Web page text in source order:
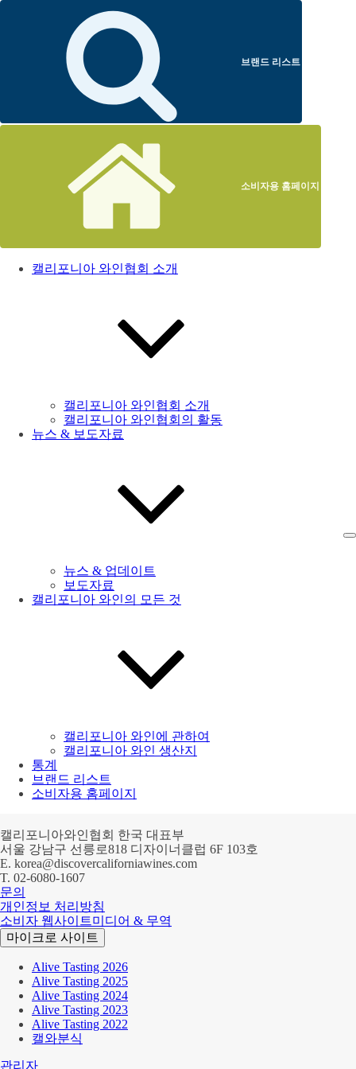
브랜드 리스트
소비자용 홈페이지
캘리포니아 와인협회 소개
캘리포니아 와인협회 소개
캘리포니아 와인협회의 활동
뉴스 & 보도자료
뉴스 & 업데이트
보도자료
캘리포니아 와인의 모든 것
캘리포니아 와인에 관하여
캘리포니아 와인 생산지
통계
브랜드 리스트
소비자용 홈페이지
캘리포니아와인협회 한국 대표부
서울 강남구 선릉로818 디자이너클럽 6F 103호
E. korea@discovercaliforniawines.com
T. 02-6080-1607
문의
개인정보 처리방침
소비자 웹사이트미디어 & 무역
마이크로 사이트
Alive Tasting 2026
Alive Tasting 2025
Alive Tasting 2024
Alive Tasting 2023
Alive Tasting 2022
캘와분식
관리자